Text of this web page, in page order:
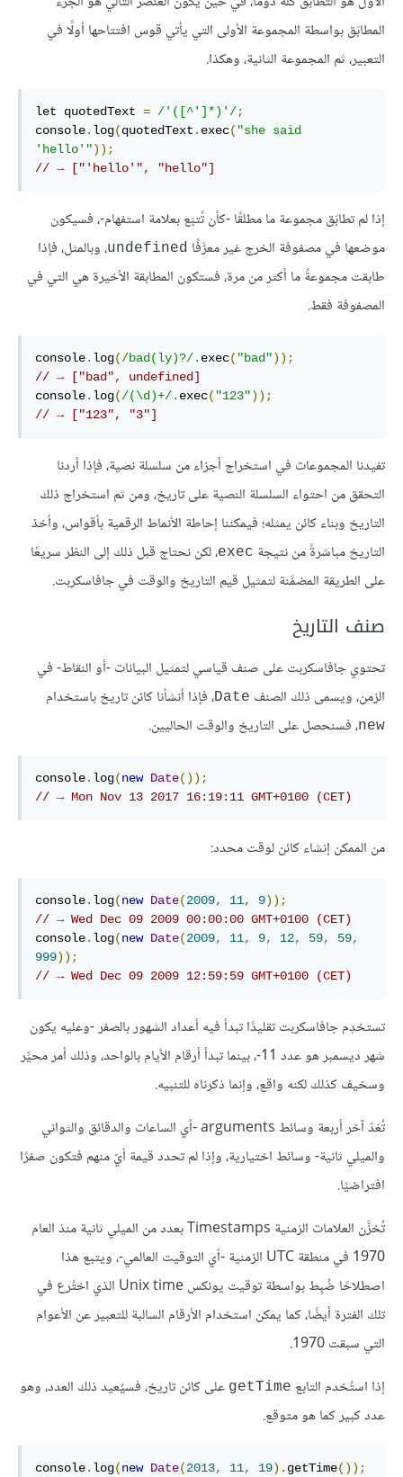
المطابَق بواسطة المجموعة الأولى التي يأتي قوس افتتاحها أولًا في
التعبير، ثم المجموعة الثانية، وهكذا.
let quotedText = /'([^']*)'/;
console. log(quotedText . exec( "she said
'hello'"));
// → ["'hello'", "hello"]
إذا لم تطابَق مجموعة ما مطلقًا -كأن تُتبَع بعلامة استفهام-، فسيكون
موضعها في مصفوفة الخرج غير معرَّفًا undefined، وبالمثل، فإذا
طابقت مجموعةً ما أكثر من مرة، فستكون المطابقة الأخيرة هي التي في
المصفوفة فقط.
console. log(/bad(ly)?/. exec( "bad"));
// → ["bad", undefined]
console. log(/(\d)+/. exec( "123"));
// → ["123", "3"]
تفيدنا المجموعات في استخراج أجزاء من سلسلة نصية، فإذا أردنا
التحقق من احتواء السلسلة النصية على تاريخ، ومن ثم استخراج ذلك
التاريخ وبناء كائن يمثله؛ فيمكننا إحاطة الأنماط الرقمية بأقواس، وأخذ
التاريخ مباشرةً من نتيجة exec، لكن نحتاج قبل ذلك إلى النظر سريعًا
على الطريقة المضمَّنة لتمثيل قيم التاريخ والوقت في جافاسكربت.
صنف التاريخ
تحتوي جافاسكربت على صنف قياسي لتمثيل البيانات -أو النقاط- في
الزمن، ويسمى ذلك الصنف Date، فإذا أنشأنا كائن تاريخ باستخدام
new، فسنحصل على التاريخ والوقت الحاليين.
console. log(new Date());
// → Mon Nov 13 2017 16:19:11 GMT+0100 (CET)
من الممكن إنشاء كائن لوقت محدد:
console. log(new Date(2009, 11, 9));
// → Wed Dec 09 2009 00:00:00 GMT+0100 (CET)
console. log(new Date(2009, 11, 9, 12, 59, 59,
999));
// → Wed Dec 09 2009 12:59:59 GMT+0100 (CET)
تستخدِم جافاسكربت تقليدًا تبدأ فيه أعداد الشهور بالصفر -وعليه يكون
شهر ديسمبر هو عدد 11-، بينما تبدأ أرقام الأيام بالواحد، وذلك أمر محيِّر
وسخيف كذلك لكنه واقع، وإنما ذكرناه للتنبيه.
تُعَدّ آخر أربعة وسائط arguments -أي الساعات والدقائق والثواني
والميلي ثانية- وسائط اختيارية، وإذا لم تحدد قيمة أيّ منهم فتكون صفرًا
افتراضيًا.
تُخزَّن العلامات الزمنية Timestamps بعدد من الميلي ثانية منذ العام
1970 في منطقة UTC الزمنية -أي التوقيت العالمي-، ويتبع هذا
اصطلاحًا ضُبِط بواسطة توقيت يونكس Unix time الذي اختُرع في
تلك الفترة أيضًا، كما يمكن استخدام الأرقام السالبة للتعبير عن الأعوام
التي سبقت 1970.
إذا استُخدم التابع getTime على كائن تاريخ، فسيُعيد ذلك العدد، وهو
عدد كبير كما هو متوقع.
console. log(new Date(2013, 11, 19). getTime());